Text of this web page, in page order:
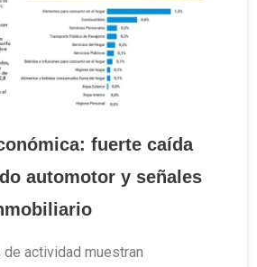
fuerte caída
automotor y señales
actividad muestran